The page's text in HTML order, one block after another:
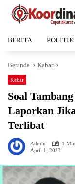
Langsung
BERITA POLITIK
Beranda Kabar
Kabar
Soal
Laporkan
Terlibat
Admin
1
April 1, 2023